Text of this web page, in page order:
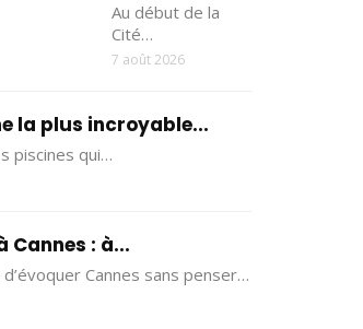
Au début de la
Cité…
7 août 2026
la plus incroyable...
piscines qui…
Cannes : à...
Cannes sans penser…